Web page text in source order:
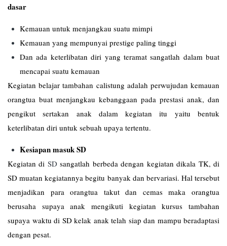
dasar
Kemauan untuk menjangkau suatu mimpi
Kemauan yang mempunyai prestige paling tinggi
Dan ada keterlibatan diri yang teramat sangatlah dalam buat
mencapai suatu kemauan
Kegiatan belajar tambahan calistung adalah perwujudan kemauan
orangtua buat menjangkau kebanggaan pada prestasi anak, dan
pengikut sertakan anak dalam kegiatan itu yaitu bentuk
keterlibatan diri untuk sebuah upaya tertentu.
Kesiapan masuk SD
Kegiatan di SDsangatlah berbeda dengan kegiatan dikala TK, di
SD muatan kegiatannya begitu banyak dan bervariasi. Hal tersebut
menjadikan para orangtua takut dan cemas maka orangtua
berusaha supaya anak mengikuti kegiatan kursus tambahan
supaya waktu di SD kelak anak telah siap dan mampu beradaptasi
dengan pesat.